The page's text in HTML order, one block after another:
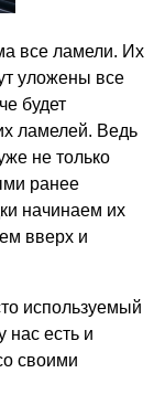
все ламели. Их
уложены все
будет
ламелей. Ведь
не только
ранее
начинаем их
вверх и
используемый
нас есть и
своими